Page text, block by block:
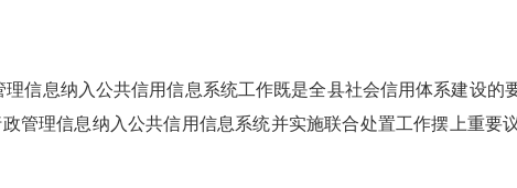
信息纳入公共信用信息系统工作既是全县社会信用体系建设的
管理信息纳入公共信用信息系统并实施联合处置工作摆上重要